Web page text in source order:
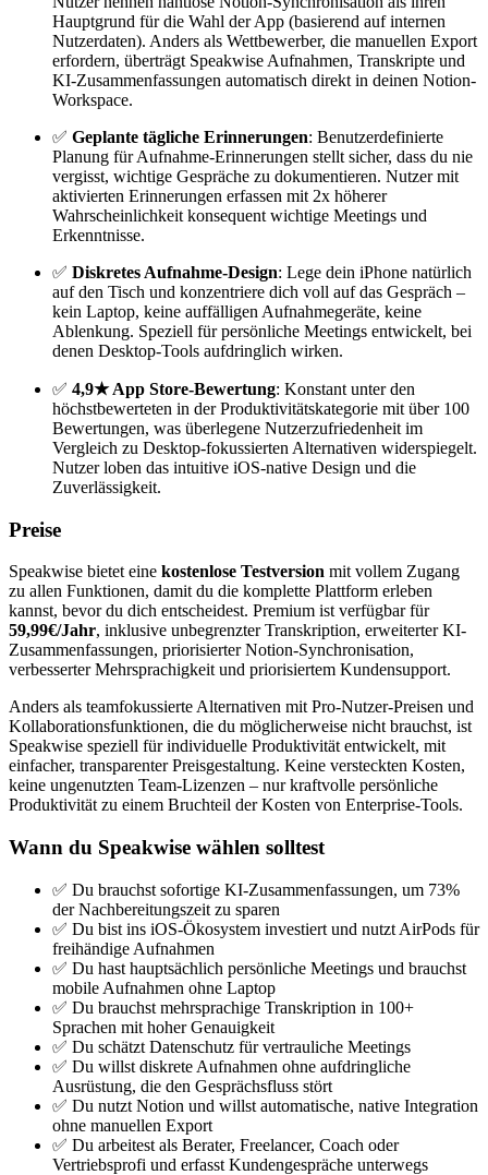
Hauptgrund für die Wahl der App (basierend auf internen
Nutzerdaten). Anders als Wettbewerber, die manuellen Export
erfordern, überträgt Speakwise Aufnahmen, Transkripte und
KI-Zusammenfassungen automatisch direkt in deinen Notion-
Workspace.
✅ Geplante tägliche Erinnerungen: Benutzerdefinierte
Planung für Aufnahme-Erinnerungen stellt sicher, dass du nie
vergisst, wichtige Gespräche zu dokumentieren. Nutzer mit
aktivierten Erinnerungen erfassen mit 2x höherer
Wahrscheinlichkeit konsequent wichtige Meetings und
Erkenntnisse.
✅ Diskretes Aufnahme-Design: Lege dein iPhone natürlich
auf den Tisch und konzentriere dich voll auf das Gespräch –
kein Laptop, keine auffälligen Aufnahmegeräte, keine
Ablenkung. Speziell für persönliche Meetings entwickelt, bei
denen Desktop-Tools aufdringlich wirken.
✅ 4,9★ App Store-Bewertung: Konstant unter den
höchstbewerteten in der Produktivitätskategorie mit über 100
Bewertungen, was überlegene Nutzerzufriedenheit im
Vergleich zu Desktop-fokussierten Alternativen widerspiegelt.
Nutzer loben das intuitive iOS-native Design und die
Zuverlässigkeit.
Preise
Speakwise bietet eine kostenlose Testversion mit vollem Zugang
zu allen Funktionen, damit du die komplette Plattform erleben
kannst, bevor du dich entscheidest. Premium ist verfügbar für
59,99€/Jahr, inklusive unbegrenzter Transkription, erweiterter KI-
Zusammenfassungen, priorisierter Notion-Synchronisation,
verbesserter Mehrsprachigkeit und priorisiertem Kundensupport.
Anders als teamfokussierte Alternativen mit Pro-Nutzer-Preisen und
Kollaborationsfunktionen, die du möglicherweise nicht brauchst, ist
Speakwise speziell für individuelle Produktivität entwickelt, mit
einfacher, transparenter Preisgestaltung. Keine versteckten Kosten,
keine ungenutzten Team-Lizenzen – nur kraftvolle persönliche
Produktivität zu einem Bruchteil der Kosten von Enterprise-Tools.
Wann du Speakwise wählen solltest
✅ Du brauchst sofortige KI-Zusammenfassungen, um 73%
der Nachbereitungszeit zu sparen
✅ Du bist ins iOS-Ökosystem investiert und nutzt AirPods für
freihändige Aufnahmen
✅ Du hast hauptsächlich persönliche Meetings und brauchst
mobile Aufnahmen ohne Laptop
✅ Du brauchst mehrsprachige Transkription in 100+
Sprachen mit hoher Genauigkeit
✅ Du schätzt Datenschutz für vertrauliche Meetings
✅ Du willst diskrete Aufnahmen ohne aufdringliche
Ausrüstung, die den Gesprächsfluss stört
✅ Du nutzt Notion und willst automatische, native Integration
ohne manuellen Export
✅ Du arbeitest als Berater, Freelancer, Coach oder
Vertriebsprofi und erfasst Kundengespräche unterwegs